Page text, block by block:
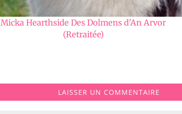
Micka Hearthside Des Dolmens d'An Arvor
(Retraitée)
LAISSER UN COMMENTAIRE